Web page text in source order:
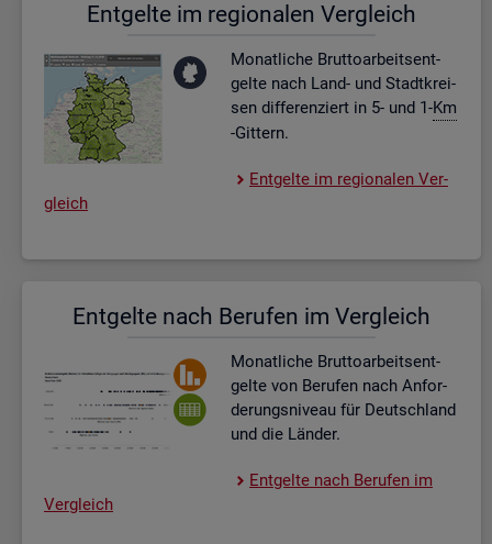
Ent­gel­te im re­gio­na­len Ver­gleich
Mo­nat­li­che Brut­to­ar­beits­ent­
gel­te nach Land- und Stadt­krei­
sen dif­fe­ren­ziert in 5- und 1-Km
-Git­tern.
Ent­gel­te im re­gio­na­len Ver­
gleich
Ent­gel­te nach Be­ru­fen im Ver­gleich
Mo­nat­li­che Brut­to­ar­beits­ent­
gel­te von Be­ru­fen nach An­for­
de­rungs­ni­veau für Deutsch­land
und die Län­der.
Ent­gel­te nach Be­ru­fen im
Ver­gleich